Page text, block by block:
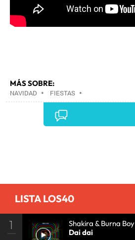
MÁS SOBRE:
NAVIDAD • FIESTAS •
LISTA LOS40
1
Shakira & Burna Boy
Dai dai